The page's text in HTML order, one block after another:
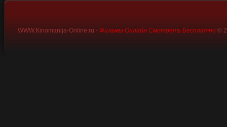
WWW.Kinomanija-Online.ru - Фильмы Онлайн Смотреть Бесплатно ©